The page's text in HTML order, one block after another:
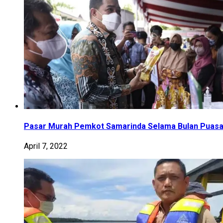
Pasar Murah Pemkot Samarinda Selama Bulan Puasa
April 7, 2022